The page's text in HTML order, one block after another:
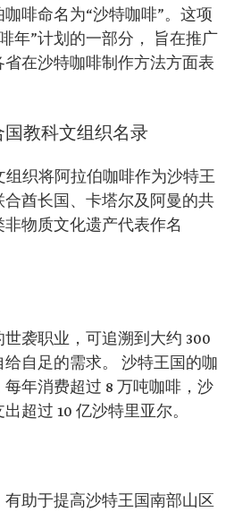
啡命名为“沙特咖啡”。这项
年”计划的一部分， 旨在推广
在沙特咖啡制作方法方面表
教科文组织名录
组织将阿拉伯咖啡作为沙特王
酋长国、卡塔尔及阿曼的共
物质文化遗产代表作名
袭职业，可追溯到大约 300
自足的需求。 沙特王国的咖
年消费超过 8 万吨咖啡，沙
超过 10 亿沙特里亚尔。
助于提高沙特王国南部山区